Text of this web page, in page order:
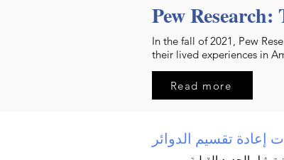
Pew
In the fall of 2021, Pew
their lived experiences in
Read more
إعادة تقسيم الدوائر